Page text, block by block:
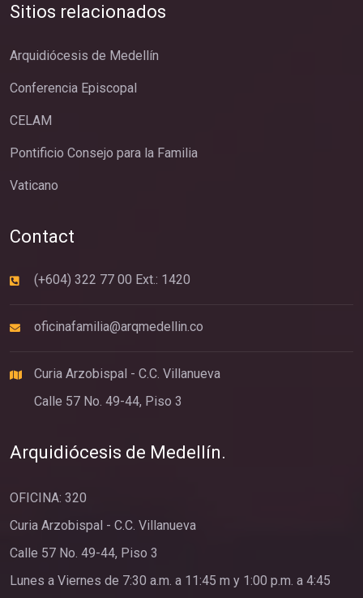
Sitios relacionados
Arquidiócesis de Medellín
Conferencia Episcopal
CELAM
Pontificio Consejo para la Familia
Vaticano
Contact
(+604) 322 77 00 Ext.: 1420
oficinafamilia@arqmedellin.co
Curia Arzobispal - C.C. Villanueva
Calle 57 No. 49-44, Piso 3
Arquidiócesis de Medellín.
OFICINA: 320
Curia Arzobispal - C.C. Villanueva
Calle 57 No. 49-44, Piso 3
Lunes a Viernes de 7:30 a.m. a 11:45 m y 1:00 p.m. a 4:45